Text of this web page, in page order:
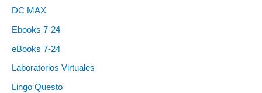
DC MAX
Ebooks 7-24
eBooks 7-24
Laboratorios Virtuales
Lingo Questo